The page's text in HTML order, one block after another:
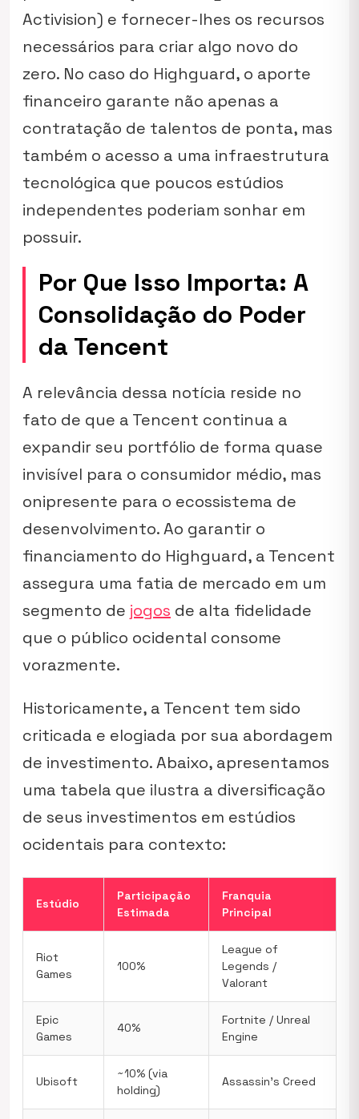
Activision) e fornecer-lhes os recursos
necessários para criar algo novo do
zero. No caso do Highguard, o aporte
financeiro garante não apenas a
contratação de talentos de ponta, mas
também o acesso a uma infraestrutura
tecnológica que poucos estúdios
independentes poderiam sonhar em
possuir.
Por Que Isso Importa: A
Consolidação do Poder
da Tencent
A relevância dessa notícia reside no
fato de que a Tencent continua a
expandir seu portfólio de forma quase
invisível para o consumidor médio, mas
onipresente para o ecossistema de
desenvolvimento. Ao garantir o
financiamento do Highguard, a Tencent
assegura uma fatia de mercado em um
segmento de jogos de alta fidelidade
que o público ocidental consome
vorazmente.
Historicamente, a Tencent tem sido
criticada e elogiada por sua abordagem
de investimento. Abaixo, apresentamos
uma tabela que ilustra a diversificação
de seus investimentos em estúdios
ocidentais para contexto:
Estúdio
Participação
Estimada
Franquia
Principal
Riot
Games
100%
League of
Legends /
Valorant
Epic
Games
40%
Fortnite / Unreal
Engine
Ubisoft
~10% (via
holding)
Assassin’s Creed